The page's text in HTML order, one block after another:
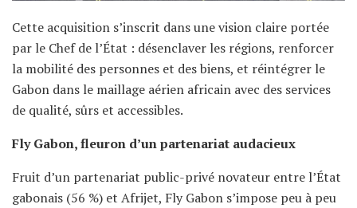
Cette acquisition s’inscrit dans une vision claire portée
par le Chef de l’État : désenclaver les régions, renforcer
la mobilité des personnes et des biens, et réintégrer le
Gabon dans le maillage aérien africain avec des services
de qualité, sûrs et accessibles.
Fly Gabon, fleuron d’un partenariat audacieux
Fruit d’un partenariat public-privé novateur entre l’État
gabonais (56 %) et Afrijet, Fly Gabon s’impose peu à peu